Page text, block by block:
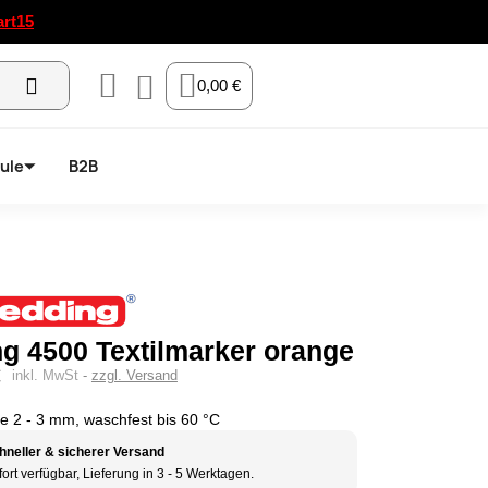
0,00 €
B2B
4500 Textilmarker orange
inkl. MwSt zzgl. Versand
2 - 3 mm, waschfest bis 60 °C
& sicherer Versand
verfügbar, Lieferung in 3 - 5 Werktagen.